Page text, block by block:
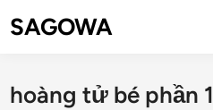
SAGOWA
hoàng tử bé phần 1